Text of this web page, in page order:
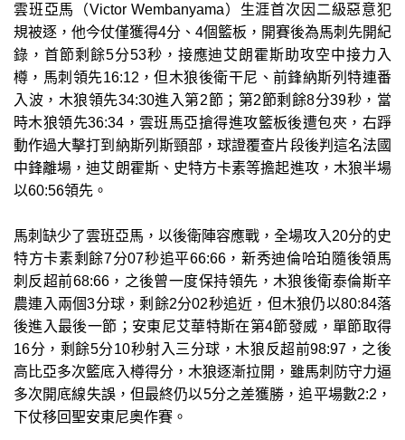
雲班亞馬（Victor Wembanyama）生涯首次因二級惡意犯
規被逐，他今仗僅獲得4分、4個籃板，開賽後為馬刺先開紀
錄，首節剩餘5分53秒，接應迪艾朗霍斯助攻空中接力入
樽，馬刺領先16:12，但木狼後衛干尼、前鋒納斯列特連番
入波，木狼領先34:30進入第2節；第2節剩餘8分39秒，當
時木狼領先36:34，雲班馬亞搶得進攻籃板後遭包夾，右踭
動作過大擊打到納斯列斯頸部，球證覆查片段後判這名法國
中鋒離場，迪艾朗霍斯、史特方卡素等擔起進攻，木狼半場
以60:56領先。
馬刺缺少了雲班亞馬，以後衛陣容應戰，全場攻入20分的史
特方卡素剩餘7分07秒追平66:66，新秀迪倫哈珀隨後領馬
刺反超前68:66，之後曾一度保持領先，木狼後衛泰倫斯辛
農連入兩個3分球，剩餘2分02秒追近，但木狼仍以80:84落
後進入最後一節；安東尼艾華特斯在第4節發威，單節取得
16分，剩餘5分10秒射入三分球，木狼反超前98:97，之後
高比亞多次籃底入樽得分，木狼逐漸拉開，雖馬刺防守力逼
多次開底線失誤，但最終仍以5分之差獲勝，追平場數2:2，
下仗移回聖安東尼奧作賽。